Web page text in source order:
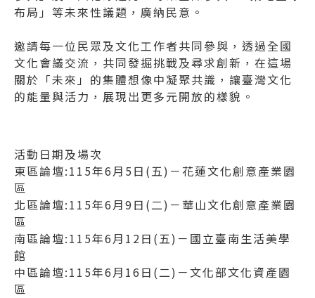
布局」等未來性議題，廣納民意。
邀請每一位民眾及文化工作者共同參與，透過全國
文化會議交流，共同發掘挑戰及尋求創新，在這場
關於「未來」的集體想像中凝聚共識，讓臺灣文化
的能量與活力，展現出更多元開放的樣貌。
活動日期及場次
東區論壇:115年6月5日(五)－花蓮文化創意產業園
區
北區論壇:115年6月9日(二)－華山文化創意產業園
區
南區論壇:115年6月12日(五)－國立臺南生活美學
館
中區論壇:115年6月16日(二)－文化部文化資產園
區